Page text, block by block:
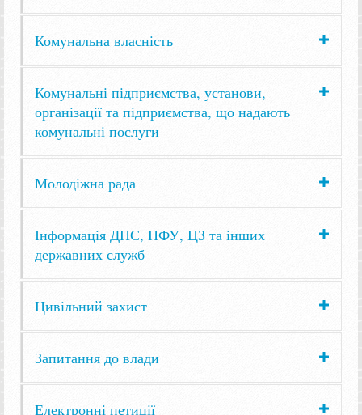
Комунальна власність
Комунальні підприємства, установи,
організації та підприємства, що надають
комунальні послуги
Молодіжна рада
Інформація ДПС, ПФУ, ЦЗ та інших
державних служб
Цивільний захист
Запитання до влади
Електронні петиції